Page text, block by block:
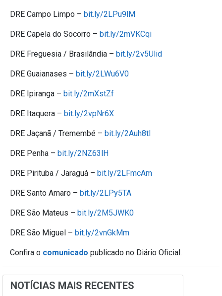
DRE Campo Limpo – bit.ly/2LPu9lM
DRE Capela do Socorro – bit.ly/2mVKCqi
DRE Freguesia / Brasilândia – bit.ly/2v5Ulid
DRE Guaianases – bit.ly/2LWu6V0
DRE Ipiranga – bit.ly/2mXstZf
DRE Itaquera – bit.ly/2vpNr6X
DRE Jaçanã / Tremembé – bit.ly/2Auh8tl
DRE Penha – bit.ly/2NZ63lH
DRE Pirituba / Jaraguá – bit.ly/2LFmcAm
DRE Santo Amaro – bit.ly/2LPy5TA
DRE São Mateus – bit.ly/2M5JWK0
DRE São Miguel – bit.ly/2vnGkMm
Confira o comunicado publicado no Diário Oficial.
NOTÍCIAS MAIS RECENTES